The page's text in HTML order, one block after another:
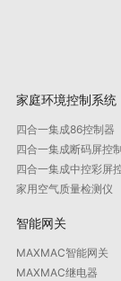
家庭环境控制系统
四合一集成86控制器
四合一集成断码屏控
四合一集成中控彩屏
家用空气质量检测仪
智能网关
MAXMAC智能网关
MAXMAC继电器